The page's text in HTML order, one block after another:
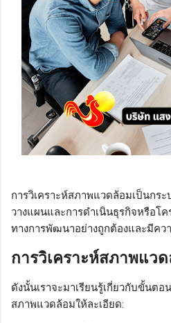
การวิเคราะห์สภาพแวดล้อมเป็นกร
วางแผนและการดำเนินธุรกิจหรือโค
ทางการพัฒนาอย่างถูกต้องและมีคว
การวิเคราะห์สภาพแว
ดังนั้นเราจะมาเรียนรู้เกี่ยวกับขั้นตอ
สภาพแวดล้อมให้ละเอียด: